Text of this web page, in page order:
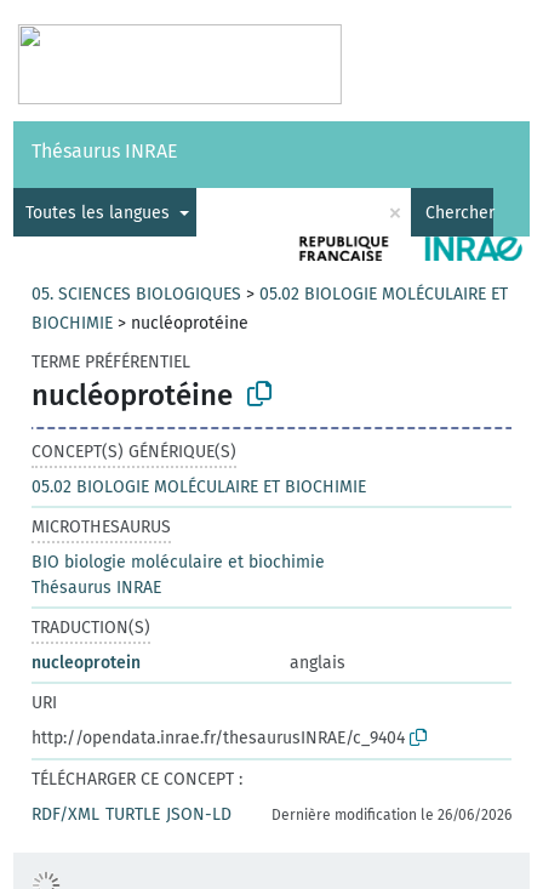
Vocabulaires API
Thésaurus INRAE
Toutes les langues × Chercher
05. SCIENCES BIOLOGIQUES >05.02 BIOLOGIE MOLÉCULAIRE ET
BIOCHIMIE > nucléoprotéine
TERME PRÉFÉRENTIEL
nucléoprotéine
CONCEPT(S) GÉNÉRIQUE(S)
05.02 BIOLOGIE MOLÉCULAIRE ET BIOCHIMIE
MICROTHESAURUS
BIO biologie moléculaire et biochimie
Thésaurus INRAE
TRADUCTION(S)
nucleoprotein
anglais
URI
http://opendata.inrae.fr/thesaurusINRAE/c_9404
TÉLÉCHARGER CE CONCEPT :
RDF/XML TURTLE JSON-LD Dernière modification le 26/06/2026